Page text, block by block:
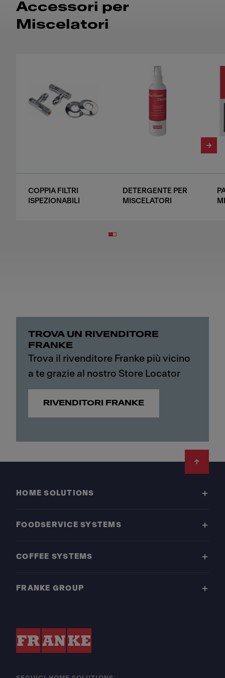
Accessori per
Miscelatori
COPPIA FILTRI
ISPEZIONABILI
DETERGENTE PER
MISCELATORI
TROVA UN RIVENDITORE
FRANKE
Trova il rivenditore Franke più vicino
a te grazie al nostro Store Locator
RIVENDITORI FRANKE
HOME SOLUTIONS
FOODSERVICE SYSTEMS
COFFEE SYSTEMS
FRANKE GROUP